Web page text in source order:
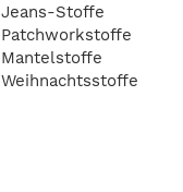
Jeans-Stoffe
Patchworkstoffe
Mantelstoffe
Weihnachtsstoffe